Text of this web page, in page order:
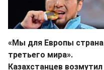
«Мы для Европы страна
третьего мира».
Казахстанцев возмутил